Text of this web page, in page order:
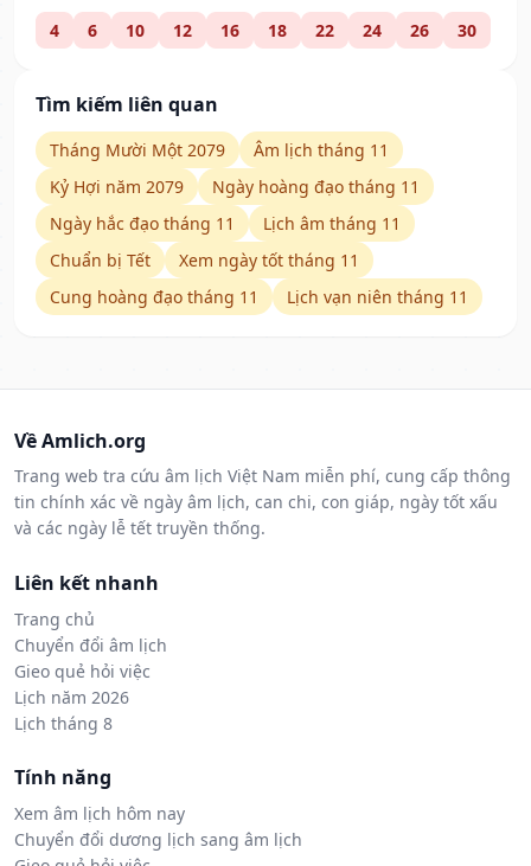
4 6 10 12 16 18 22 24 26 30
Tìm kiếm liên quan
Tháng Mười Một 2079
Âm lịch tháng 11
Kỷ Hợi năm 2079
Ngày hoàng đạo tháng 11
Ngày hắc đạo tháng 11
Lịch âm tháng 11
Chuẩn bị Tết
Xem ngày tốt tháng 11
Cung hoàng đạo tháng 11
Lịch vạn niên tháng 11
Về Amlich.org
Trang web tra cứu âm lịch Việt Nam miễn phí, cung cấp thông
tin chính xác về ngày âm lịch, can chi, con giáp, ngày tốt xấu
và các ngày lễ tết truyền thống.
Liên kết nhanh
Trang chủ
Chuyển đổi âm lịch
Gieo quẻ hỏi việc
Lịch năm 2026
Lịch tháng 8
Tính năng
Xem âm lịch hôm nay
Chuyển đổi dương lịch sang âm lịch